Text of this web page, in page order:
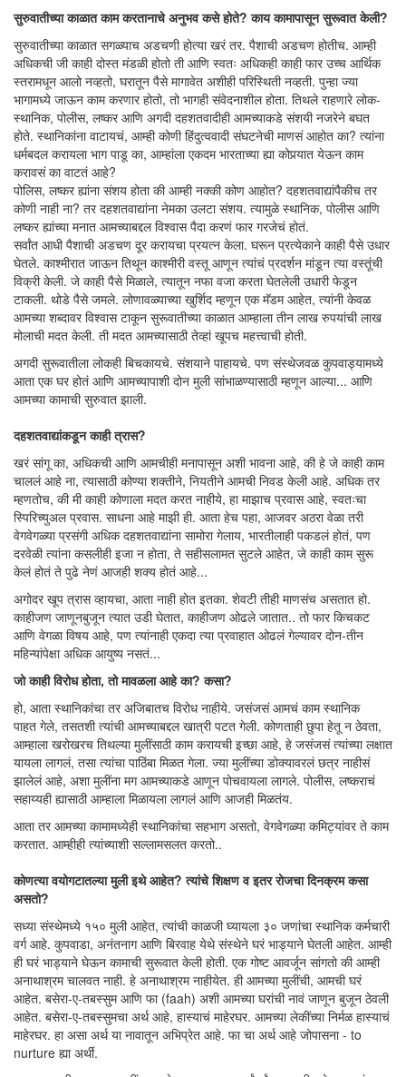
सुरुवातीच्या काळात काम करतानाचे अनुभव कसे होते? काय कामापासून सुरूवात केली?
सुरुवातीच्या काळात सगळ्याच अडचणी होत्या खरं तर. पैशाची अडचण होतीच. आम्ही
अधिकची जी काही दोस्त मंडळी होतो ती आणि स्वतः अधिकही काही फार उच्च आर्थिक
स्तरामधून आलो नव्हतो, घरातून पैसे मागावेत अशीही परिस्थिती नव्हती. पुन्हा ज्या
भागामध्ये जाऊन काम करणार होतो, तो भागही संवेदनाशील होता. तिथले राहणारे लोक-
स्थानिक, पोलीस, लष्कर आणि अगदी दहशतवादीही आमच्याकडे संशयी नजरेने बघत
होते. स्थानिकांना वाटायचं, आम्ही कोणी हिंदुत्ववादी संघटनेची माणसं आहोत का? त्यांना
धर्मबदल करायला भाग पाडू का, आम्हांला एकदम भारताच्या ह्या कोपर्‍यात येऊन काम
करावसं का वाटतं आहे?
पोलिस, लष्कर ह्यांना संशय होता की आम्ही नक्की कोण आहोत? दहशतवाद्यांपैकीच तर
कोणी नाही ना? तर दहशतवाद्यांना नेमका उलटा संशय. त्यामुळे स्थानिक, पोलीस आणि
लष्कर ह्यांच्या मनात आमच्याबद्दल विश्वास पैदा करणं फार गरजेचं होतं.
सर्वांत आधी पैशाची अडचण दूर करायचा प्रयत्न केला. घरून प्रत्येकाने काही पैसे उधार
घेतले. काश्मीरात जाऊन तिथून काश्मीरी वस्तू आणून त्यांचं प्रदर्शन मांडून त्या वस्तूंची
विक्री केली. जे काही पैसे मिळाले, त्यातून नफा वजा करता घेतलेली उधारी फेडून
टाकली. थोडे पैसे जमले. लोणावळ्याच्या खुर्शिद म्हणून एक मॅडम आहेत, त्यांनी केवळ
आमच्या शब्दावर विश्वास टाकून सुरूवातीच्या काळात आम्हाला तीन लाख रुपयांची लाख
मोलाची मदत केली. ती मदत आमच्यासाठी तेव्हां खूपच महत्त्वाची होती.
अगदी सुरूवातीला लोकही बिचकायचे. संशयाने पाहायचे. पण संस्थेजवळ कुपवाड्यामध्ये
आता एक घर होतं आणि आमच्यापाशी दोन मुली सांभाळण्यासाठी म्हणून आल्या... आणि
आमच्या कामाची सुरुवात झाली.
दहशतवाद्यांकडून काही त्रास?
खरं सांगू का, अधिकची आणि आमचीही मनापासून अशी भावना आहे, की हे जे काही काम
चाललं आहे ना, त्यासाठी कोण्या शक्तीने, नियतीने आमची निवड केली आहे. अधिक तर
म्हणतोच, की मी काही कोणाला मदत करत नाहीये, हा माझाच प्रवास आहे, स्वतःचा
स्पिरिच्युअल प्रवास. साधना आहे माझी ही. आता हेच पहा, आजवर अठरा वेळा तरी
वेगवेगळ्या प्रसंगी अधिक दहशतवाद्यांना सामोरा गेलाय, भारतीलाही पकडलं होतं, पण
दरवेळी त्यांना कसलीही इजा न होता, ते सहीसलामत सुटले आहेत, जे काही काम सुरू
केलं होतं ते पुढे नेणं आजही शक्य होतं आहे...
अगोदर खूप त्रास व्हायचा, आता नाही होत इतका. शेवटी तीही माणसंच असतात हो.
काहीजण जाणूनबुजून त्यात उडी घेतात, काहीजण ओढले जातात.. तो फार किचकट
आणि वेगळा विषय आहे, पण त्यांनाही एकदा त्या प्रवाहात ओढलं गेल्यावर दोन-तीन
महिन्यांपेक्षा अधिक आयुष्य नसतं...
जो काही विरोध होता, तो मावळला आहे का? कसा?
हो, आता स्थानिकांचा तर अजिबातच विरोध नाहीये. जसंजसं आमचं काम स्थानिक
पाहत गेले, तसतशी त्यांची आमच्याबद्दल खात्री पटत गेली. कोणताही छुपा हेतू न ठेवता,
आम्हाला खरोखरच तिथल्या मुलींसाठी काम करायची इच्छा आहे, हे जसंजसं त्यांच्या लक्षात
यायला लागलं, तसा त्यांचा पाठिंबा मिळत गेला. ज्या मुलींच्या डोक्यावरलं छत्र नाहीसं
झालेलं आहे, अशा मुलींना मग आमच्याकडे आणून पोचवायला लागले. पोलीस, लष्कराचं
सहाय्यही ह्यासाठी आम्हाला मिळायला लागलं आणि आजही मिळतंय.
आता तर आमच्या कामामध्येही स्थानिकांचा सहभाग असतो, वेगवेगळ्या कमिट्यांवर ते काम
करतात. आम्हीही त्यांच्याशी सल्लामसलत करतो..
कोणत्या वयोगटातल्या मुली इथे आहेत? त्यांचे शिक्षण व इतर रोजचा दिनक्रम कसा
असतो?
सध्या संस्थेमध्ये १५० मुली आहेत, त्यांची काळजी घ्यायला ३० जणांचा स्थानिक कर्मचारी
वर्ग आहे. कुपवाडा, अनंतनाग आणि बिरवाह येथे संस्थेने घरं भाड्याने घेतली आहेत. आम्ही
ही घरं भाड्याने घेऊन कामाची सुरूवात केली होती. एक गोष्ट आवर्जून सांगतो की आम्ही
अनाथाश्रम चालवत नाही. हे अनाथाश्रम नाहीयेत. ही आमच्या मुलींची, आमची घरं
आहेत. बसेरा-ए-तबस्सुम आणि फा (faah) अशी आमच्या घरांची नावं जाणून बुजून ठेवली
आहेत. बसेरा-ए-तबस्सुमचा अर्थ आहे, हास्याचं माहेरघर. आमच्या लेकींच्या निर्मळ हास्याचं
माहेरघर. हा असा अर्थ या नावातून अभिप्रेत आहे. फा चा अर्थ आहे जोपासना - to
nurture ह्या अर्थी.